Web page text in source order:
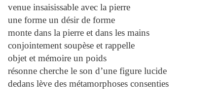
venue insaisissable avec la pierre
une forme un désir de forme
monte dans la pierre et dans les mains
conjointement soupèse et rappelle
objet et mémoire un poids
résonne cherche le son d’une figure lucide
dedans lève des métamorphoses consenties